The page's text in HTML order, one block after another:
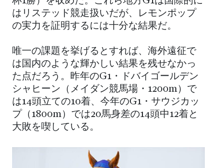
はリステッド競走扱いだが、レモンポップ
の実力を証明するには十分な結果だ。
唯一の課題を挙げるとすれば、海外遠征で
は国内のような輝かしい結果を残せなかっ
た点だろう。昨年のG1・ドバイゴールデン
シャヒーン（メイダン競馬場・1200m）で
は14頭立ての10着、今年のG1・サウジカッ
プ（1800m）では20馬身差の14頭中12着と
大敗を喫している。